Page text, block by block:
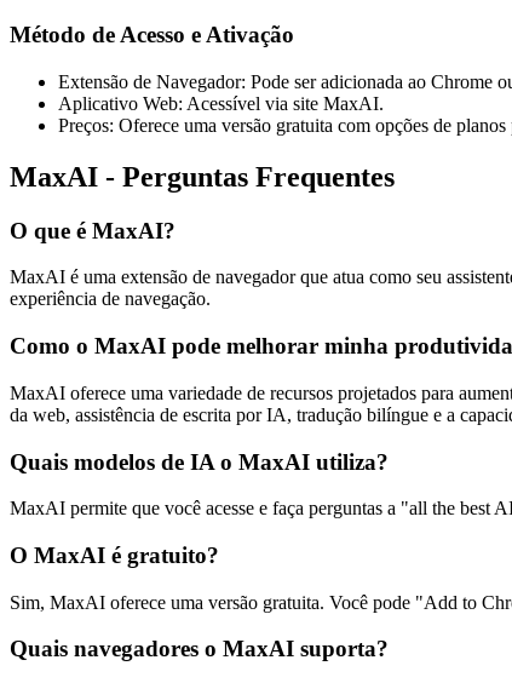
Método de Acesso e Ativação
Extensão de Navegador: Pode ser adicionada ao Chrome
Aplicativo Web: Acessível via site MaxAI.
Preços: Oferece uma versão gratuita com opções de planos
MaxAI - Perguntas Frequentes
O que é MaxAI?
MaxAI é uma extensão de navegador que atua como seu
experiência de navegação.
Como o MaxAI pode melhorar minha
MaxAI oferece uma variedade de recursos projetados para
da web, assistência de escrita por IA, tradução bilíngue e a
Quais modelos de IA o MaxAI utiliza?
MaxAI permite que você acesse e faça perguntas a "all the best
O MaxAI é gratuito?
Sim, MaxAI oferece uma versão gratuita. Você pode "Add to
Quais navegadores o MaxAI suporta?